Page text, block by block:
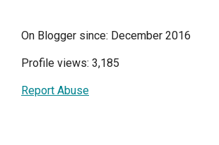
On Blogger since: December 2016
Profile views: 3,185
Report Abuse